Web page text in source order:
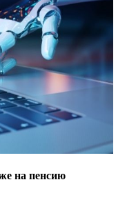
на пенсию